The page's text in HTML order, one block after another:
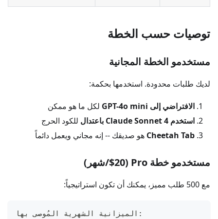
توصيات حسب الخطة
مستخدمو الخطة المجانية
لديك طلبات محدودة. استخدمها بحكمة:
الافتراضي إلى GPT-4o mini
لكل ما هو ممكن
استخدم Claude Sonnet 4 باعتدال
للكود الحرج
Cheetah Tab هو صديقك -- إنه مجاني ويعمل دائماً
مستخدمو خطة Pro ($20/شهر)
مع 500 طلب مميز، يمكنك أن تكون استراتيجياً:
الميزانية الشهرية المُوصى بها: